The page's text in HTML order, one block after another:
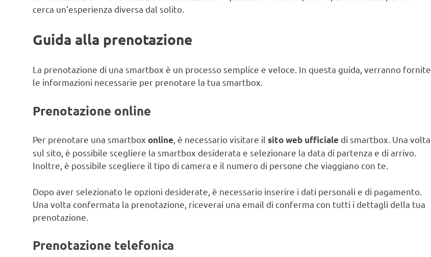
cerca un’esperienza diversa dal solito.
Guida alla prenotazione
La prenotazione di una smartbox è un processo semplice e veloce. In questa guida, verranno fornite
le informazioni necessarie per prenotare la tua smartbox.
Prenotazione online
Per prenotare una smartbox online, è necessario visitare il sito web ufficiale di smartbox. Una volta
sul sito, è possibile scegliere la smartbox desiderata e selezionare la data di partenza e di arrivo.
Inoltre, è possibile scegliere il tipo di camera e il numero di persone che viaggiano con te.
Dopo aver selezionato le opzioni desiderate, è necessario inserire i dati personali e di pagamento.
Una volta confermata la prenotazione, riceverai una email di conferma con tutti i dettagli della tua
prenotazione.
Prenotazione telefonica